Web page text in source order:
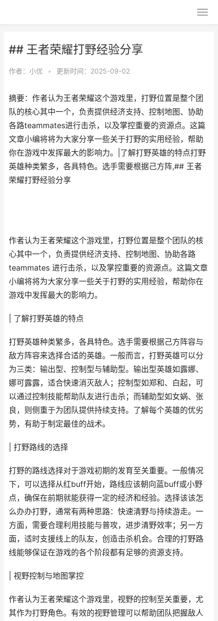
## 王者荣耀打野经验分享
作者： 小优 • 更新时间：2025-09-02
摘要：作者认为王者荣耀这个游戏里，打野位置是整个团
队的核心其中一个，负责提供经济支持、控制地图、协助
各路teammates进行击杀，以及掌控重要的资源点。这篇
文章小编将将为大家分享一些关于打野的实用经验，帮助
你在游戏中发挥最大的影响力。|了解打野英雄的特点打野
英雄种类繁多，各具特色。选手需要根据己方阵,## 王者
荣耀打野经验分享
作者认为王者荣耀这个游戏里，打野位置是整个团队的核
心其中一个，负责提供经济支持、控制地图、协助各路
teammates 进行击杀，以及掌控重要的资源点。这篇文章
小编将将为大家分享一些关于打野的实用经验，帮助你在
游戏中发挥最大的影响力。
| 了解打野英雄的特点
打野英雄种类繁多，各具特色。选手需要根据己方阵容与
敌方阵容来选择合适的英雄。一般而言，打野英雄可以分
为三类：输出型、控制型与辅助型。输出型英雄如露娜、
娜可露露，适合快速消灭敌人；控制型如郑和、白起，可
以通过控制技能帮助队友进行击杀；而辅助型如女娲、张
良，则侧重于为团队提供持续支持。了解每个英雄的优劣
势，有助于制定最佳的战术。
| 打野路线的选择
打野的路线选择对于游戏初期的发育至关重要。一般情况
下，可以选择从红buff开始，路线应该朝向蓝buff或小野
点，确保在前期就能获得一定的经济和经验。选择该该怎
么办办打野，通常有两种思路：快速清野与持续游走。一
方面，需要合理利用技能与普攻，进步清野效率；另一方
面，适时支援线上的队友，创造击杀机会。合理的打野路
线能够保证在游戏的各个阶段都有足够的资源支持。
| 视野控制与地图掌控
作者认为王者荣耀这个游戏里，视野的控制至关重要，尤
其作为打野角色。有效的视野管理可以帮助团队把握敌人